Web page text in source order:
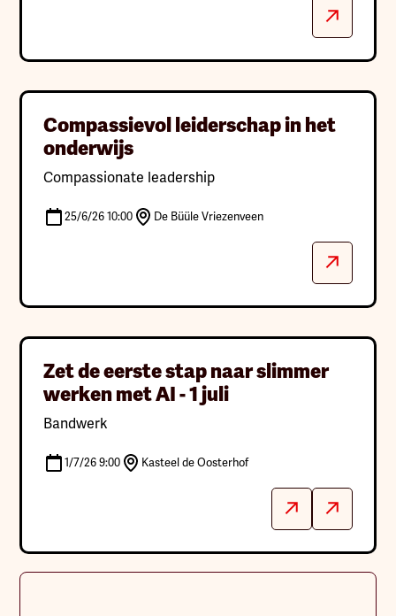
Compassievol leiderschap in het
onderwijs
Compassionate leadership
25/6/26 10:00 De Büüle Vriezenveen
Zet de eerste stap naar slimmer
werken met AI - 1 juli
Bandwerk
1/7/26 9:00 Kasteel de Oosterhof